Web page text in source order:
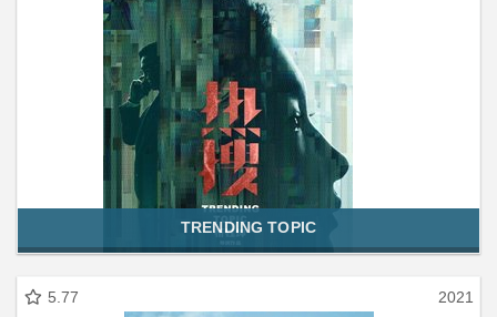
TRENDING TOPIC
5.77 2021